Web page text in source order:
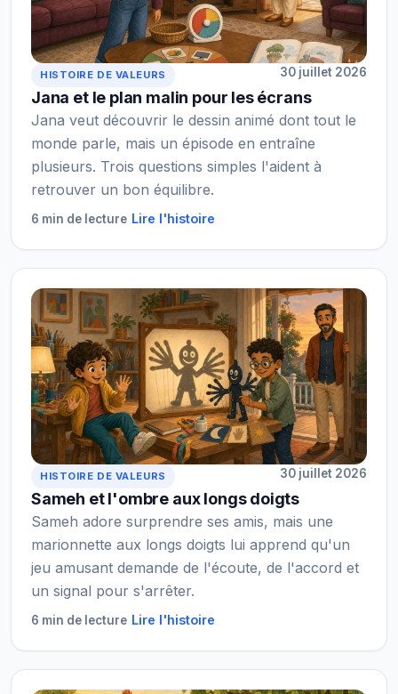
HISTOIRE DE VALEURS 30 juillet 2026
Jana et le plan malin pour les écrans
Jana veut découvrir le dessin animé dont tout le
monde parle, mais un épisode en entraîne
plusieurs. Trois questions simples l'aident à
retrouver un bon équilibre.
6 min de lecture Lire l'histoire
HISTOIRE DE VALEURS 30 juillet 2026
Sameh et l'ombre aux longs doigts
Sameh adore surprendre ses amis, mais une
marionnette aux longs doigts lui apprend qu'un
jeu amusant demande de l'écoute, de l'accord et
un signal pour s'arrêter.
6 min de lecture Lire l'histoire